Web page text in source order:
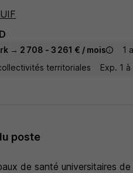
→ 2 708 - 3 261 € / mois 1
territoriales
Exp. 1
poste
de santé universitaires